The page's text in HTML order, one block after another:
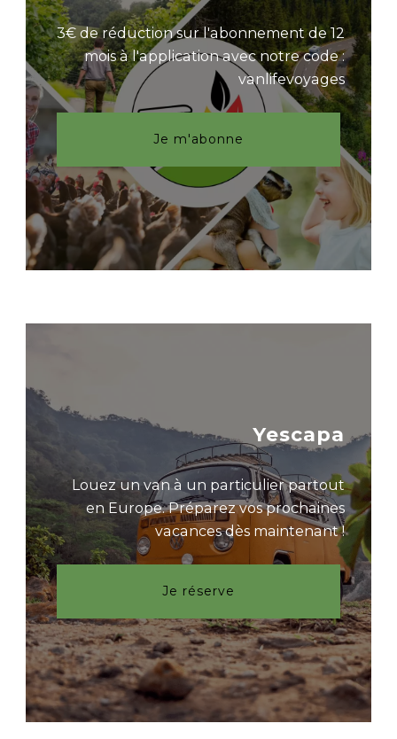
3€ de réduction sur l'abonnement de 12
mois à l'application avec notre code :
vanlifevoyages
Je m'abonne
Yescapa
Louez un van à un particulier partout
en Europe. Préparez vos prochaines
vacances dès maintenant !
Je réserve